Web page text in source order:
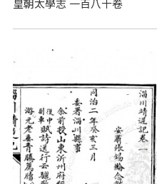
皇朝太學志 一百八十卷